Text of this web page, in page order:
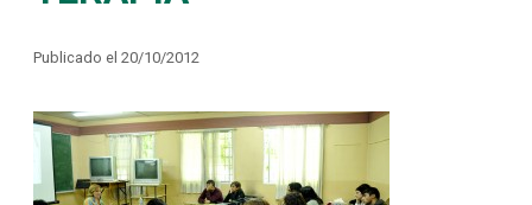
Publicado el 20/10/2012